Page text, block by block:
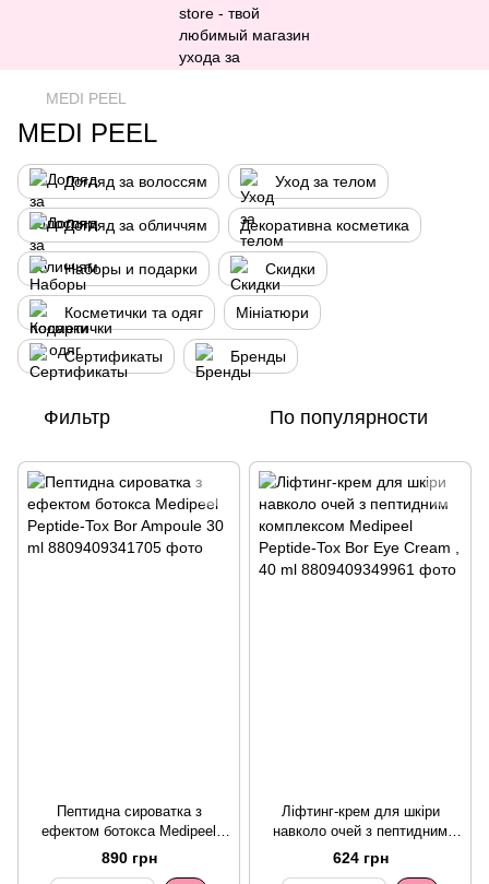
MEDI PEEL
MEDI PEEL
Догляд за волоссям Уход за телом
Догляд за обличчям Декоративна косметика
Наборы и подарки Скидки
Косметички та одяг Мініатюри
Сертификаты Бренды
Фильтр По популярности
Пептидна сироватка з
ефектом ботокса Medipeel
Peptide-Tox Bor Ampoule 30 ml
890 грн
Ліфтинг-крем для шкіри
навколо очей з пептидним
комплексом Medipeel Peptide-
Tox Bor Eye Cream , 40 ml
624 грн